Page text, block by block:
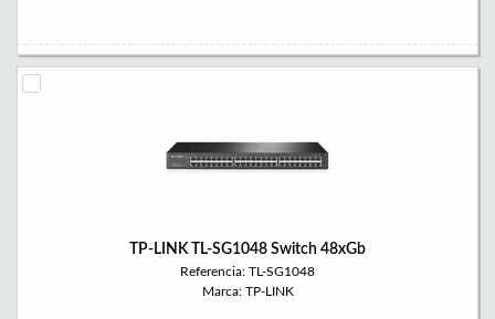
TP-LINK TL-SG1048 Switch 48xGb
Referencia: TL-SG1048
Marca: TP-LINK